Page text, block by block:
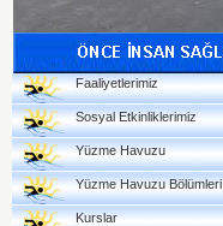
Faaliyetlerimiz
Sosyal Etkinliklerimiz
Yüzme Havuzu
Yüzme Havuzu Bölümleri
Kurslar